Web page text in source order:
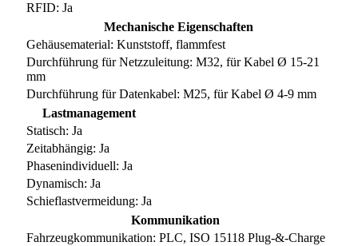
RFID: Ja
Mechanische Eigenschaften
Gehäusematerial: Kunststoff, flammfest
Durchführung für Netzzuleitung: M32, für Kabel Ø 15-21
mm
Durchführung für Datenkabel: M25, für Kabel Ø 4-9 mm
Lastmanagement
Statisch: Ja
Zeitabhängig: Ja
Phasenindividuell: Ja
Dynamisch: Ja
Schieflastvermeidung: Ja
Kommunikation
Fahrzeugkommunikation: PLC, ISO 15118 Plug-&-Charge